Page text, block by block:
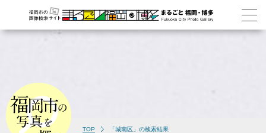
TOP 「城南区」の検索結果